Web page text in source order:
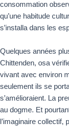
consommation
qu’une habitude
s’installa dans les
Quelques années
Chittenden, osa
vivant avec environ
seulement ils se
s’amélioraient. La
au dogme. Et
l’imaginaire